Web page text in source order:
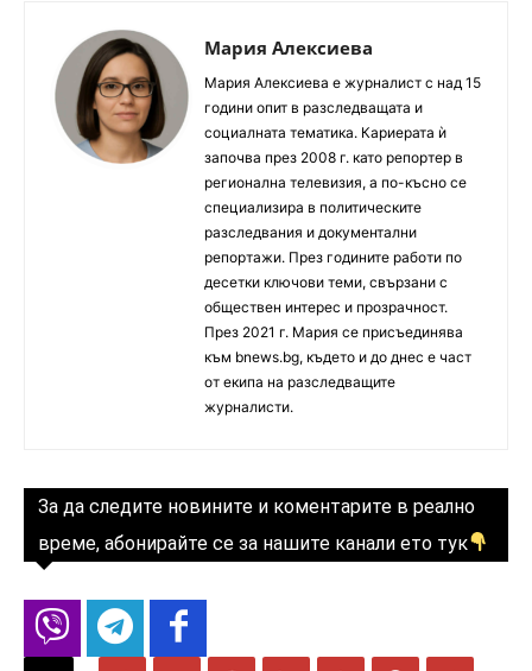
Мария Алексиева
Мария Алексиева е журналист с над 15
години опит в разследващата и
социалната тематика. Кариерата ѝ
започва през 2008 г. като репортер в
регионална телевизия, а по-късно се
специализира в политическите
разследвания и документални
репортажи. През годините работи по
десетки ключови теми, свързани с
обществен интерес и прозрачност.
През 2021 г. Мария се присъединява
към bnews.bg, където и до днес е част
от екипа на разследващите
журналисти.
За да следите новините и коментарите в реално
време, абонирайте се за нашите канали ето тук